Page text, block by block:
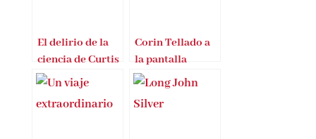
El delirio de la
ciencia de Curtis
White
Corin Tellado a
la pantalla